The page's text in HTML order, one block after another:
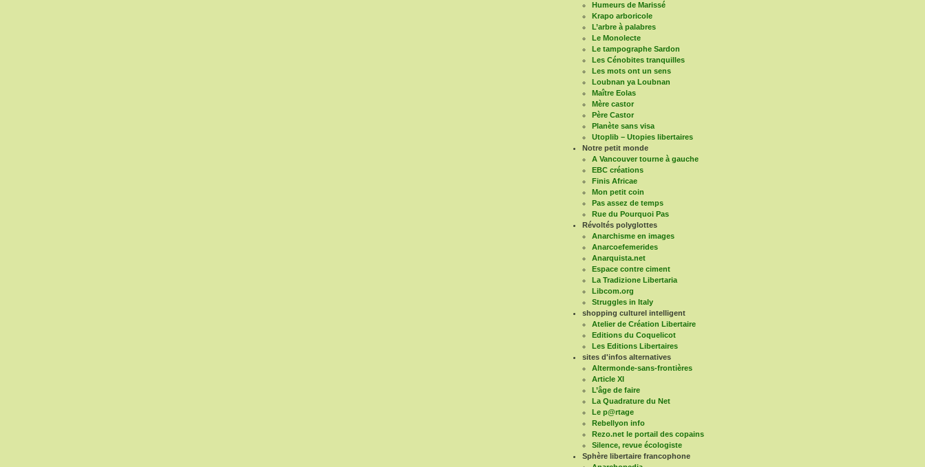
Humeurs de Marissé
Krapo arboricole
L’arbre à palabres
Le Monolecte
Le tampographe Sardon
Les Cénobites tranquilles
Les mots ont un sens
Loubnan ya Loubnan
Maître Eolas
Mère castor
Père Castor
Planète sans visa
Utoplib – Utopies libertaires
Notre petit monde
A Vancouver tourne à gauche
EBC créations
Finis Africae
Mon petit coin
Pas assez de temps
Rue du Pourquoi Pas
Révoltés polyglottes
Anarchisme en images
Anarcoefemerides
Anarquista.net
Espace contre ciment
La Tradizione Libertaria
Libcom.org
Struggles in Italy
shopping culturel intelligent
Atelier de Création Libertaire
Editions du Coquelicot
Les Editions Libertaires
sites d'infos alternatives
Altermonde-sans-frontières
Article XI
L’âge de faire
La Quadrature du Net
Le p@rtage
Rebellyon info
Rezo.net le portail des copains
Silence, revue écologiste
Sphère libertaire francophone